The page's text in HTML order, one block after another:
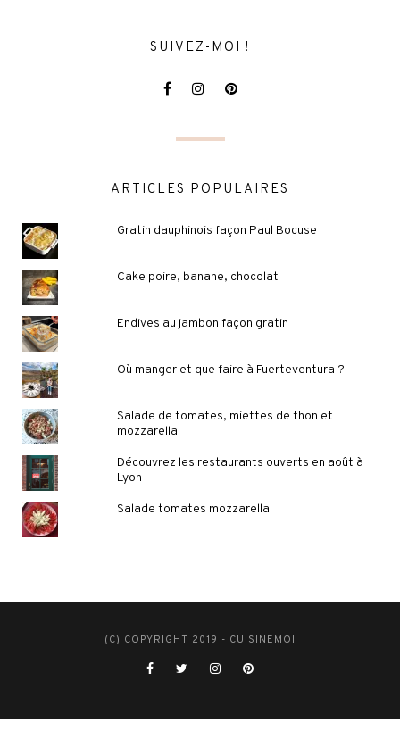
SUIVEZ-MOI !
ARTICLES POPULAIRES
Gratin dauphinois façon Paul Bocuse
Cake poire, banane, chocolat
Endives au jambon façon gratin
Où manger et que faire à Fuerteventura ?
Salade de tomates, miettes de thon et
mozzarella
Découvrez les restaurants ouverts en août à
Lyon
Salade tomates mozzarella
(C) COPYRIGHT 2019 - CUISINEMOI